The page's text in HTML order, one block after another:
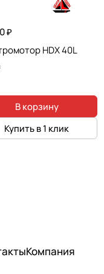
₽
HDX 40L
В корзину
Купить в 1 клик
Компания